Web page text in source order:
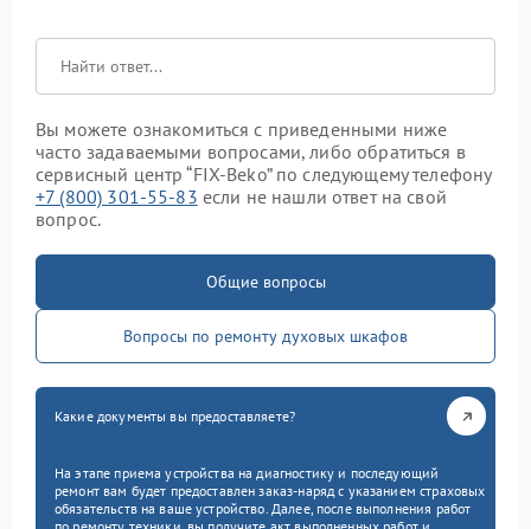
Вы можете ознакомиться с приведенными ниже
часто задаваемыми вопросами, либо обратиться в
сервисный центр “FIX-Beko” по следующему телефону
+7 (800) 301-55-83 если не нашли ответ на свой
вопрос.
Общие вопросы
Вопросы по ремонту духовых шкафов
Какие документы вы предоставляете?
На этапе приема устройства на диагностику и последующий
ремонт вам будет предоставлен заказ-наряд с указанием страховых
обязательств на ваше устройство. Далее, после выполнения работ